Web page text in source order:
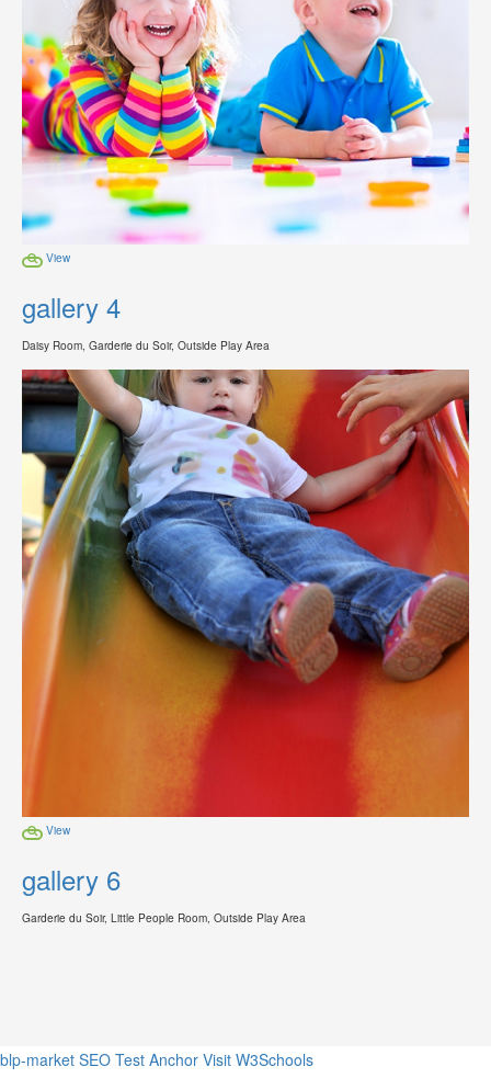
View
gallery 4
Daisy Room, Garderie du Soir, Outside Play Area
View
gallery 6
Garderie du Soir, Little People Room, Outside Play Area
blp-market SEO Test Anchor Visit W3Schools